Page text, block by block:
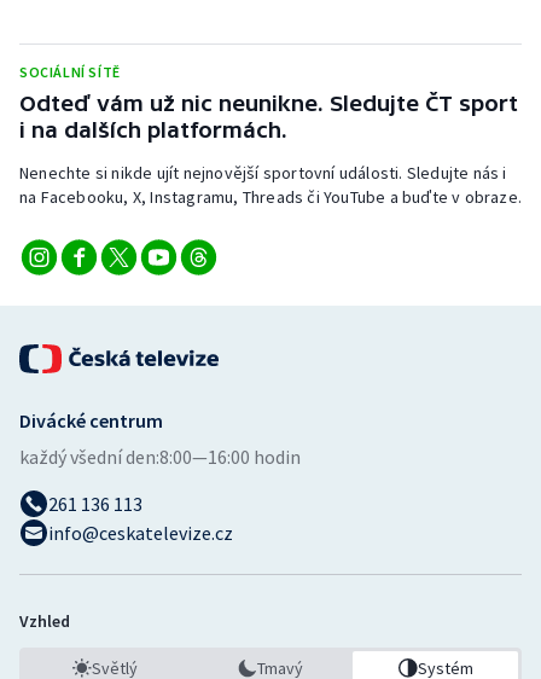
SOCIÁLNÍ SÍTĚ
Odteď vám už nic neunikne. Sledujte ČT sport
i na dalších platformách.
Nenechte si nikde ujít nejnovější sportovní události. Sledujte nás i
na Facebooku, X, Instagramu, Threads či YouTube a buďte v obraze.
Divácké centrum
každý všední den:8:00—16:00 hodin
261 136 113
info@ceskatelevize.cz
Vzhled
Světlý Tmavý Systém